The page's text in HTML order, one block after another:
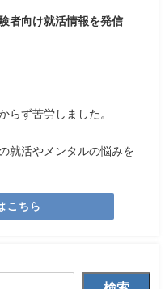
者向け就活情報を発信
らず苦労しました。
就活やメンタルの悩みを
こちら